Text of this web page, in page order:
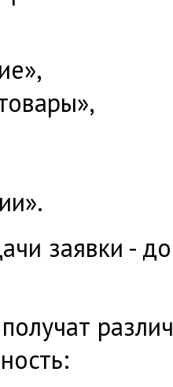
заявки -